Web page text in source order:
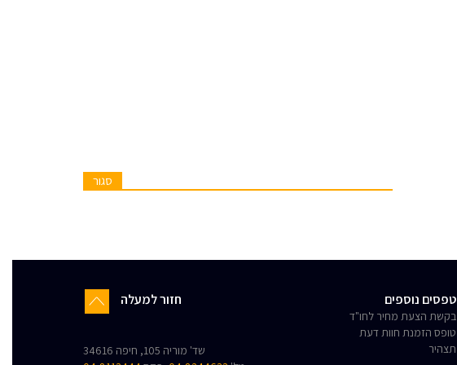
סגור
טפסים נוספים
בקשת הצעת מחיר לחו"ד
טופס הזמנת חוות דעת
תצהיר
חזור למעלה
שד' מוריה 105, חיפה 34616